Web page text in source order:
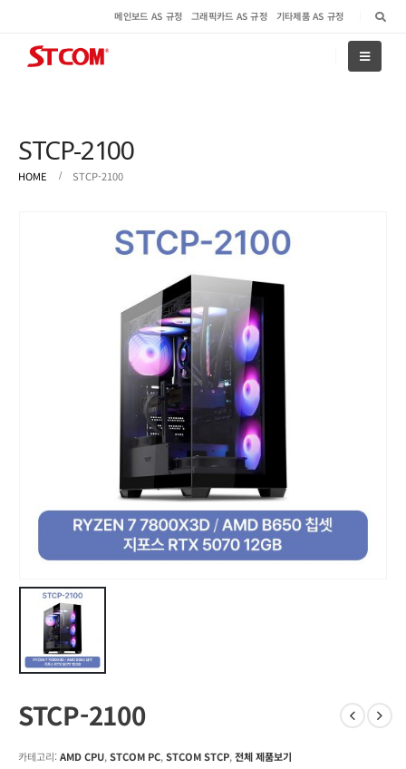
메인보드 AS 규정 그래픽카드 AS 규정 기타제품 AS 규정
STCP-2100
HOME STCP-2100
STCP-2100
카테고리:AMD CPU, STCOM PC, STCOM STCP, 전체 제품보기